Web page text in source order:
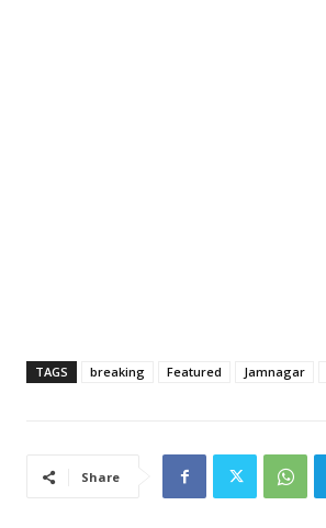
TAGS breaking Featured Jamnagar
Share